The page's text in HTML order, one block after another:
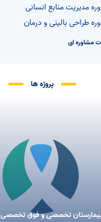
مدیریت منابع انسانی
طراحی بالینی و درمان
مشاوره ای
پروژه ها
تخصصی و فوق تخصصی